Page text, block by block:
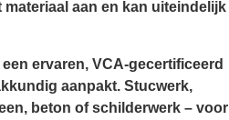
aan en kan uiteindelijk
ervaren, VCA-gecertificeerd
aanpakt. Stucwerk,
beton of schilderwerk – voor